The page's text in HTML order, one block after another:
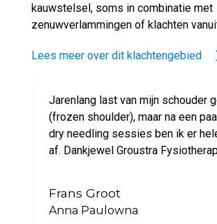
kauwstelsel, soms in combinatie met
zenuwverlammingen of klachten
Lees meer over dit klachtengebied
Jarenlang last van mijn schouder
(frozen shoulder), maar na een
dry needling sessies ben ik er
af. Dankjewel Groustra
Frans Groot
Anna Paulowna